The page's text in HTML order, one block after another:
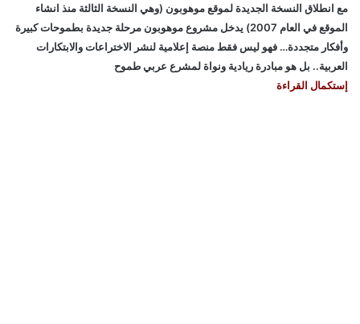
مع انطلاق النسخة الجديدة لموقع موهوبون (وهي النسخة الثالثة منذ انشاء
الموقع في العام 2007) يدخل مشروع موهوبون مرحلة جديدة بطموحات كبيرة
وأفكار متجددة… فهو ليس فقط منصة إعلامية لنشر الاختراعات والابتكارات
العربية.. بل هو مبادرة ريادية ونواة لمشرع عربي طموح
إستكمال القراءة